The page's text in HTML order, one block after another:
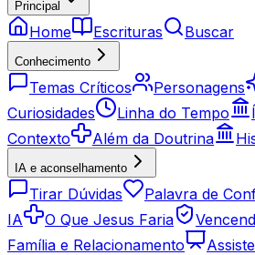
Principal
Home Escrituras Buscar
Conhecimento
Temas Críticos Personagens
Curiosidades
Linha do Tempo
Contexto
Além da Doutrina
IA e aconselhamento
Tirar Dúvidas Palavra de
IA
O Que Jesus Faria
Família e Relacionamento